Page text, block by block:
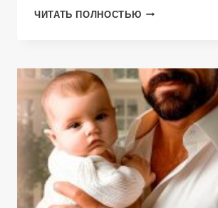
ЧИТАТЬ ПОЛНОСТЬЮ ПОЕЗД: